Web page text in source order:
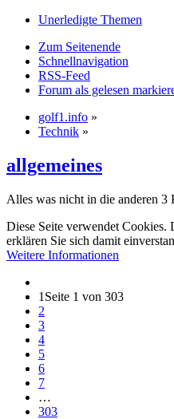
Unerledigte Themen
Zum Seitenende
Schnellnavigation
RSS-Feed
Forum als gelesen
golf1.info »
Technik »
allgemeines
Alles was nicht in die anderen 3
Diese Seite verwendet Cookies.
erklären Sie sich damit
Weitere Informationen
1 Seite 1 von 303
2
3
4
5
6
7
…
303